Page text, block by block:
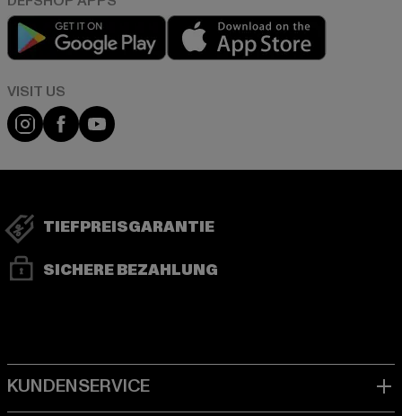
Play market
Visit our Instagram page:
Visit our Facebook page:
Visit our YouTube channel:
TIEFPREISGARANTIE
SICHERE BEZAHLUNG